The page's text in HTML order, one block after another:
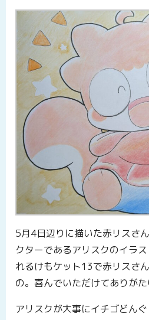
5月4日辺りに描いた赤リスさ
クターであるアリスクのイラ
れるけもケット13で赤リスさ
の。喜んでいただけてありがた
アリスクが大事にイチゴどん